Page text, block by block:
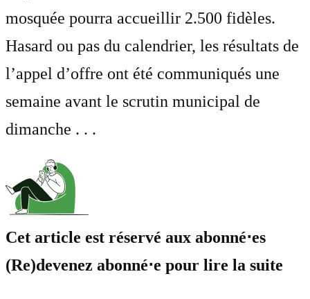
mosquée pourra accueillir 2.500 fidèles.
Hasard ou pas du calendrier, les résultats de
l’appel d’offre ont été communiqués une
semaine avant le scrutin municipal de
dimanche . . .
Cet article est réservé aux abonné⋅es
(Re)devenez abonné⋅e pour lire la suite